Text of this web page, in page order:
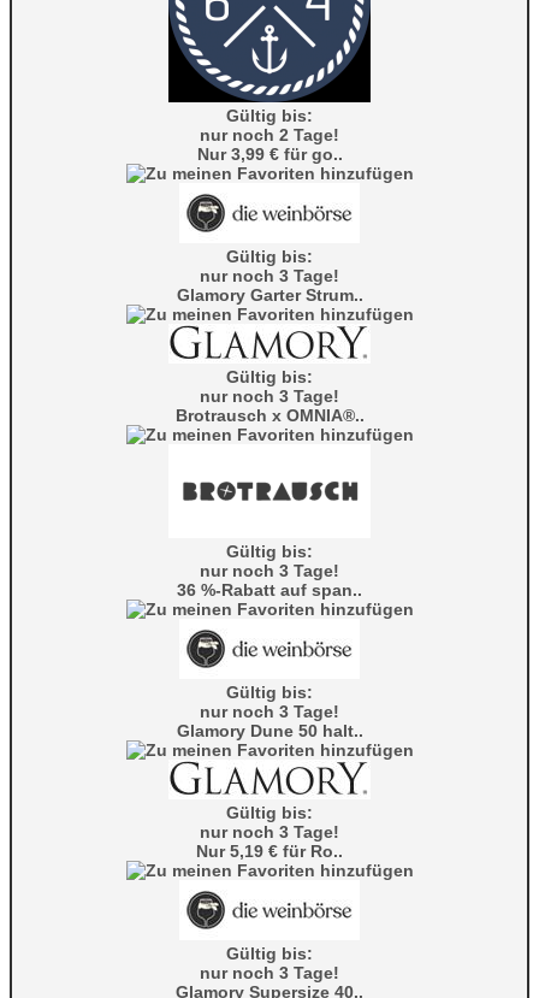
Gültig bis:
nur noch 2 Tage!
Nur 3,99 € für go..
Gültig bis:
nur noch 3 Tage!
Glamory Garter Strum..
Gültig bis:
nur noch 3 Tage!
Brotrausch x OMNIA®..
Gültig bis:
nur noch 3 Tage!
36 %-Rabatt auf span..
Gültig bis:
nur noch 3 Tage!
Glamory Dune 50 halt..
Gültig bis:
nur noch 3 Tage!
Nur 5,19 € für Ro..
Gültig bis:
nur noch 3 Tage!
Glamory Supersize 40..